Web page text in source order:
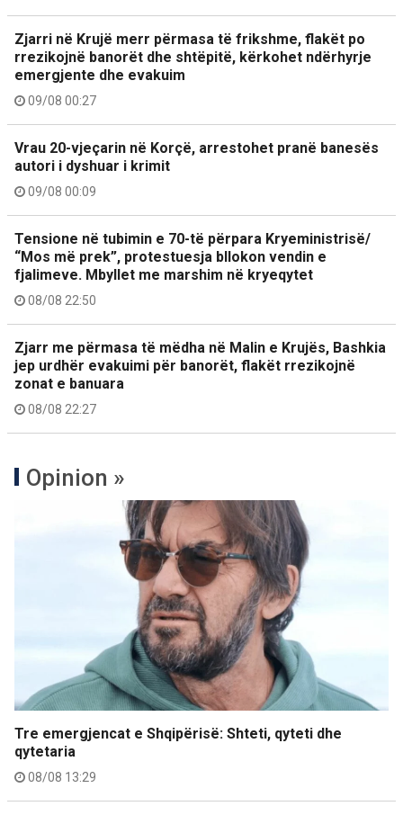
Zjarri në Krujë merr përmasa të frikshme, flakët po
rrezikojnë banorët dhe shtëpitë, kërkohet ndërhyrje
emergjente dhe evakuim
09/08 00:27
Vrau 20-vjeçarin në Korçë, arrestohet pranë banesës
autori i dyshuar i krimit
09/08 00:09
Tensione në tubimin e 70-të përpara Kryeministrisë/
“Mos më prek”, protestuesja bllokon vendin e
fjalimeve. Mbyllet me marshim në kryeqytet
08/08 22:50
Zjarr me përmasa të mëdha në Malin e Krujës, Bashkia
jep urdhër evakuimi për banorët, flakët rrezikojnë
zonat e banuara
08/08 22:27
Opinion »
Tre emergjencat e Shqipërisë: Shteti, qyteti dhe
qytetaria
08/08 13:29